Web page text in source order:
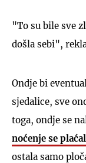
"To su bile sve
došla sebi",
Ondje bi
sjedalice, sve
toga, ondje se
noćenje se
ostala samo